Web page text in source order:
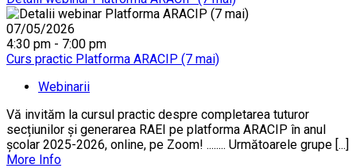
07/05/2026
4:30 pm - 7:00 pm
Curs practic Platforma ARACIP (7 mai)
Webinarii
Vă invităm la cursul practic despre completarea tuturor
secțiunilor și generarea RAEI pe platforma ARACIP în anul
școlar 2025-2026, online, pe Zoom! ........ Următoarele grupe [...]
More Info